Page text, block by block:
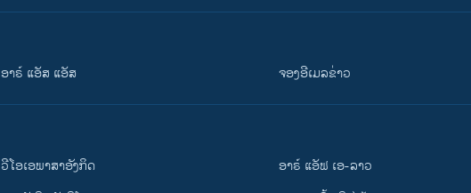
ອາຣ໌ ແອັສ ແອັສ ຈອງອີເມລຂ່າວ
ວີ​ໂອ​ເອ​ພາ​ສາ​ອັງ​ກິດ
ອາຣ໌ ແອັຟ ເອ-ລາວ